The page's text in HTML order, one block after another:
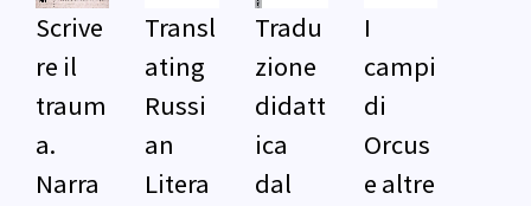
Scrive
re il
traum
a.
Narra
Transl
ating
Russi
an
Litera
Tradu
zione
didatt
ica
dal
I
campi
di
Orcus
e altre